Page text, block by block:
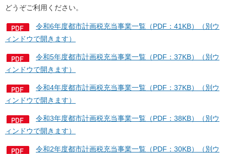
どうぞご利用ください。
令和6年度都市計画税充当事業一覧（PDF：41KB）（別ウ
ィンドウで開きます）
令和5年度都市計画税充当事業一覧（PDF：37KB）（別ウ
ィンドウで開きます）
令和4年度都市計画税充当事業一覧（PDF：37KB）（別ウ
ィンドウで開きます）
令和3年度都市計画税充当事業一覧（PDF：38KB）（別ウ
ィンドウで開きます）
令和2年度都市計画税充当事業一覧（PDF：30KB）（別ウ